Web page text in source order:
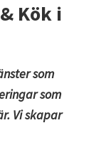
Kök i
som
som
Vi skapar